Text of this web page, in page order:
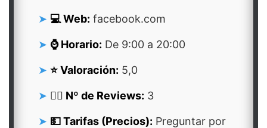
💻 Web: facebook.com
⌚ Horario: De 9:00 a 20:00
⭐ Valoración: 5,0
👍🏻 Nº de Reviews: 3
💵 Tarifas (Precios): Preguntar por